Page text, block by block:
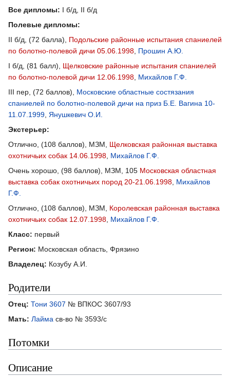
Все дипломы: I б/д, II б/д
Полевые дипломы:
II б/д, (72 балла), Подольские районные испытания спаниелей
по болотно-полевой дичи 05.06.1998 Прошин А.Ю.
I б/д, (81 балл), Щелковские районные испытания спаниелей
по болотно-полевой дичи 12.06.1998 Михайлов Г.Ф.
III пер, (72 баллов), Московские областные состязания
спаниелей по болотно-полевой дичи на приз Б.Е. Вагина 10-
11.07.1999 Янушкевич О.И.
Экстерьер:
Отлично, (108 баллов), МЗМ, Щелковская районная выставка
охотничьих собак 14.06.1998 Михайлов Г.Ф.
Очень хорошо, (98 баллов), МЗМ, 105 Московская областная
выставка собак охотничьих пород 20-21.06.1998 Михайлов
Г.Ф.
Отлично, (108 баллов), МЗМ, Королевская районная выставка
охотничьих собак 12.07.1998 Михайлов Г.Ф.
Класс: первый
Регион: Московская область, Фрязино
Владелец: Козубу А.И.
Родители
Отец: Тони 3607 № ВПКОС 3607/93
Мать: Лайма св-во № 3593/с
Потомки
Описание